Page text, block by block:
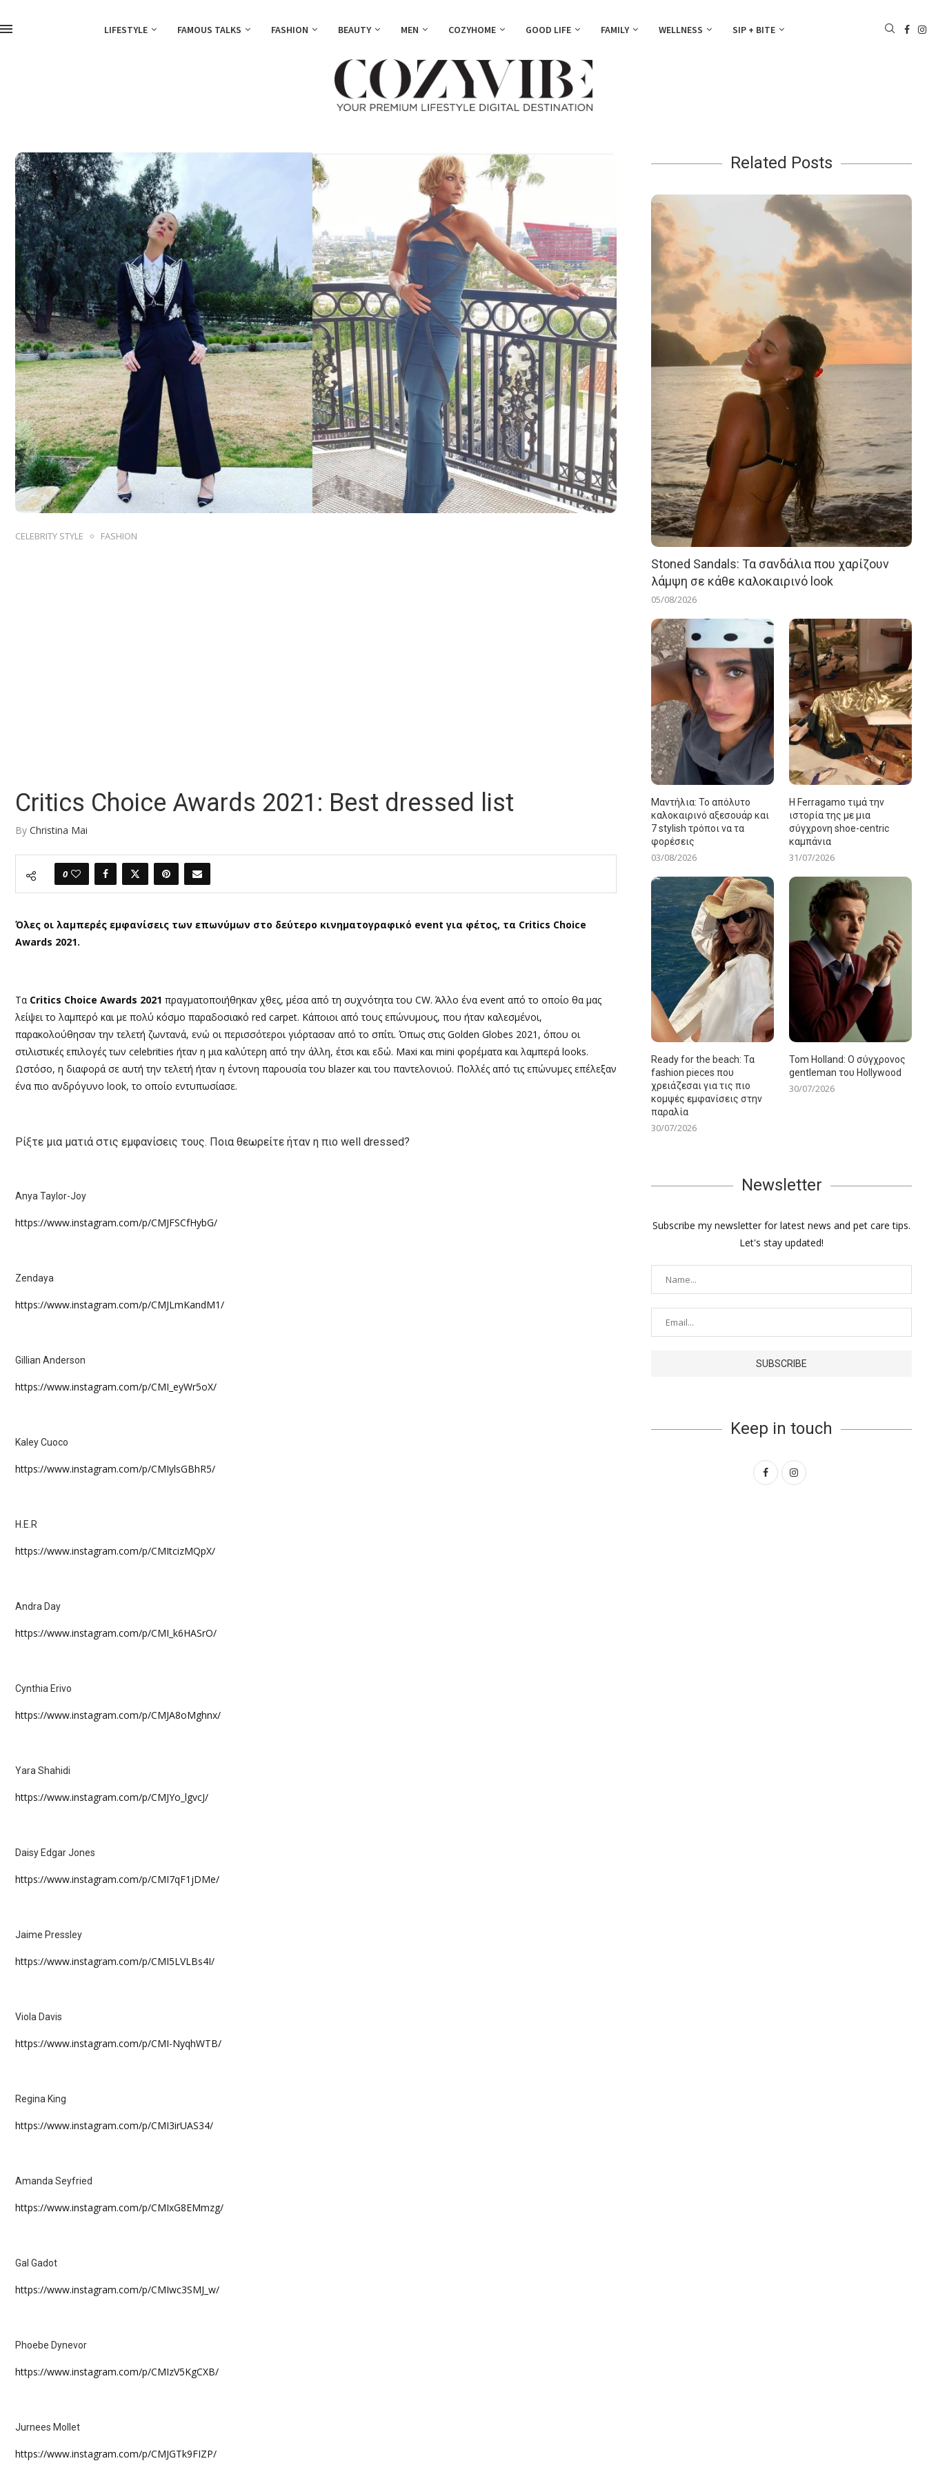
LIFESTYLE FAMOUS TALKS FASHION BEAUTY MEN COZYHOME GOOD LIFE FAMILY WELLNESS SIP + BITE
CELEBRITY STYLE FASHION
Critics Choice Awards 2021: Best dressed list
By Christina Mai
0
Όλες οι λαμπερές εμφανίσεις των επωνύμων στο δεύτερο κινηματογραφικό event για φέτος, τα Critics Choice
Awards 2021.
Τα Critics Choice Awards 2021 πραγματοποιήθηκαν χθες, μέσα από τη συχνότητα του CW. Άλλο ένα event από το οποίο θα μας
λείψει το λαμπερό και με πολύ κόσμο παραδοσιακό red carpet. Κάποιοι από τους επώνυμους, που ήταν καλεσμένοι,
παρακολούθησαν την τελετή ζωντανά, ενώ οι περισσότεροι γιόρτασαν από το σπίτι. Όπως στις Golden Globes 2021, όπου οι
στιλιστικές επιλογές των celebrities ήταν η μια καλύτερη από την άλλη, έτσι και εδώ. Maxi και mini φορέματα και λαμπερά looks.
Ωστόσο, η διαφορά σε αυτή την τελετή ήταν η έντονη παρουσία του blazer και του παντελονιού. Πολλές από τις επώνυμες επέλεξαν
ένα πιο ανδρόγυνο look, το οποίο εντυπωσίασε.
Ρίξτε μια ματιά στις εμφανίσεις τους. Ποια θεωρείτε ήταν η πιο well dressed?
Anya Taylor-Joy
https://www.instagram.com/p/CMJFSCfHybG/
Zendaya
https://www.instagram.com/p/CMJLmKandM1/
Gillian Anderson
https://www.instagram.com/p/CMI_eyWr5oX/
Kaley Cuoco
https://www.instagram.com/p/CMIylsGBhR5/
H.E.R
https://www.instagram.com/p/CMItcizMQpX/
Andra Day
https://www.instagram.com/p/CMI_k6HASrO/
Cynthia Erivo
https://www.instagram.com/p/CMJA8oMghnx/
Yara Shahidi
https://www.instagram.com/p/CMJYo_lgvcJ/
Daisy Edgar Jones
https://www.instagram.com/p/CMI7qF1jDMe/
Jaime Pressley
https://www.instagram.com/p/CMI5LVLBs4I/
Viola Davis
https://www.instagram.com/p/CMI-NyqhWTB/
Regina King
https://www.instagram.com/p/CMI3irUAS34/
Amanda Seyfried
https://www.instagram.com/p/CMIxG8EMmzg/
Gal Gadot
https://www.instagram.com/p/CMIwc3SMJ_w/
Phoebe Dynevor
https://www.instagram.com/p/CMIzV5KgCXB/
Jurnees Mollet
https://www.instagram.com/p/CMJGTk9FIZP/
Related Posts
Stoned Sandals: Τα σανδάλια που χαρίζουν
λάμψη σε κάθε καλοκαιρινό look
05/08/2026
Μαντήλια: Το απόλυτο
καλοκαιρινό αξεσουάρ και
7 stylish τρόποι να τα
φορέσεις
03/08/2026
Η Ferragamo τιμά την
ιστορία της με μια
σύγχρονη shoe-centric
καμπάνια
31/07/2026
Ready for the beach: Τα
fashion pieces που
χρειάζεσαι για τις πιο
κομψές εμφανίσεις στην
παραλία
30/07/2026
Tom Holland: Ο σύγχρονος
gentleman του Hollywood
30/07/2026
Newsletter
Subscribe my newsletter for latest news and pet care tips.
Let's stay updated!
Keep in touch